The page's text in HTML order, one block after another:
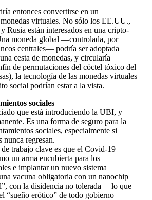
entonces convertirse en un
virtuales. No sólo los EE.UU.,
Rusia están interesados en una cripto-
moneda global —controlada, por
centrales— podría ser adoptada
cesta de monedas, y circularía
de permutaciones del cóctel tóxico del
la tecnología de las monedas virtuales
social podrían estar a la vista.
sociales
que está introduciendo la UBI, y
Es una forma de seguro para la
sociales, especialmente si
nunca regresan.
trabajo clave es que el Covid-19
un arma encubierta para los
e implantar un nuevo sistema
vacuna obligatoria con un nanochip
con la disidencia no tolerada —lo que
“sueño erótico” de todo gobierno